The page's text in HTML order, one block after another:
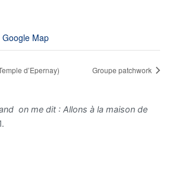
Google Map
d’Epernay) Groupe patchwork
on me dit : Allons à la maison de